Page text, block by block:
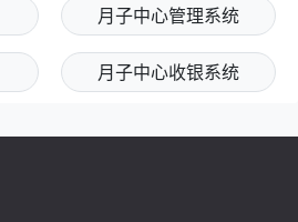
月子中心管理系统
月子中心收银系统